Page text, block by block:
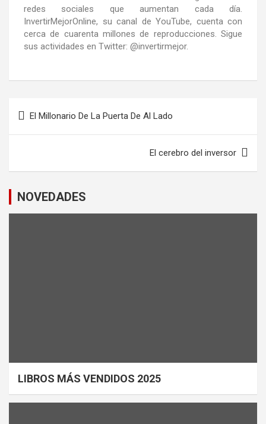
redes sociales que aumentan cada día.
InvertirMejorOnline, su canal de YouTube, cuenta con
cerca de cuarenta millones de reproducciones. Sigue
sus actividades en Twitter: @invertirmejor.
El Millonario De La Puerta De Al Lado
El cerebro del inversor
NOVEDADES
LIBROS MÁS VENDIDOS 2025